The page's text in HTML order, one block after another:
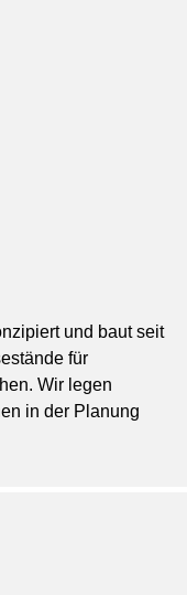
und baut seit
für
Wir legen
in der Planung